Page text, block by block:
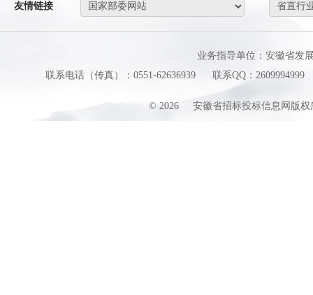
友情链接
业务指导单位：安徽省发
联系电话（传真）：0551-62636939
联系QQ：2609994999
© 2026 安徽省招标投标信息网版